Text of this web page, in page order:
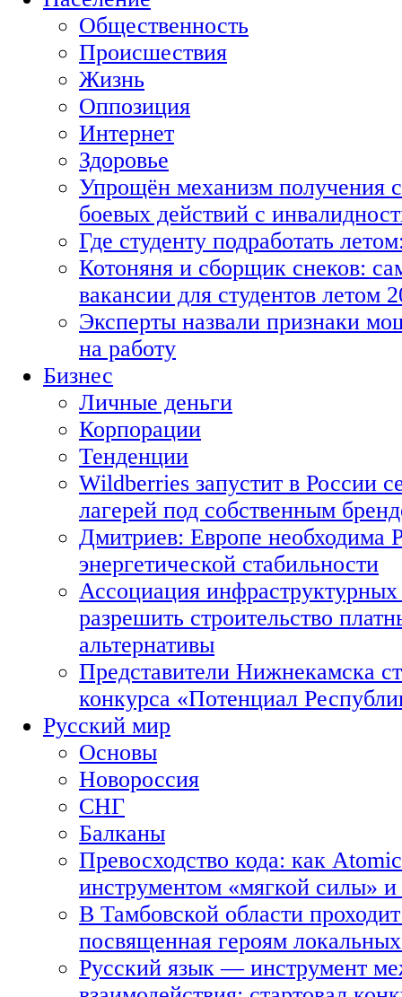
Общественность
Происшествия
Жизнь
Оппозиция
Интернет
Здоровье
Упрощён механизм получения
боевых действий с
Где студенту подработать
Котоняня и сборщик снеков:
вакансии для студентов летом
Эксперты назвали признаки
на работу
Бизнес
Личные деньги
Корпорации
Тенденции
Wildberries запустит в России
лагерей под собственным
Дмитриев: Европе необходима
энергетической стабильности
Ассоциация
разрешить строительство
альтернативы
Представители Нижнекамска
конкурса «Потенциал
Русский мир
Основы
Новороссия
СНГ
Балканы
Превосходство кода: как
инструментом «мягкой силы» и
В Тамбовской области
посвященная героям
Русский язык — инструмент